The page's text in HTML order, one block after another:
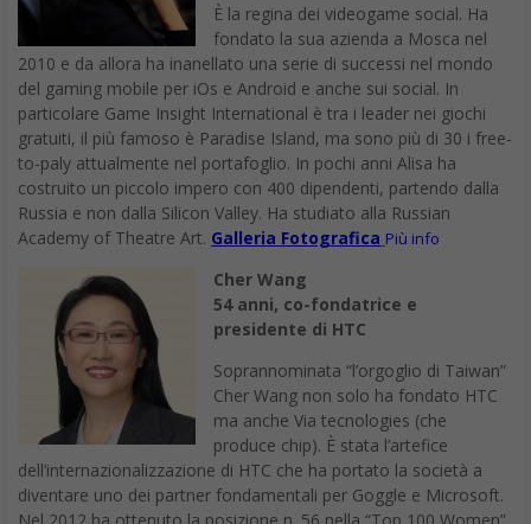
È la regina dei videogame social. Ha
fondato la sua azienda a Mosca nel
2010 e da allora ha inanellato una serie di successi nel mondo
del gaming mobile per iOs e Android e anche sui social. In
particolare Game Insight International è tra i leader nei giochi
gratuiti, il più famoso è Paradise Island, ma sono più di 30 i free-
to-paly attualmente nel portafoglio. In pochi anni Alisa ha
costruito un piccolo impero con 400 dipendenti, partendo dalla
Russia e non dalla Silicon Valley. Ha studiato alla Russian
Academy of Theatre Art. Galleria Fotografica Più info
Cher Wang
54 anni, co-fondatrice e
presidente di HTC
Soprannominata “l’orgoglio di Taiwan”
Cher Wang non solo ha fondato HTC
ma anche Via tecnologies (che
produce chip). È stata l’artefice
dell’internazionalizzazione di HTC che ha portato la società a
diventare uno dei partner fondamentali per Goggle e Microsoft.